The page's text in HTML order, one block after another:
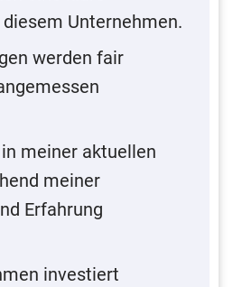
Unternehmen.
werden fair
meiner aktuellen
meiner
Erfahrung
investiert